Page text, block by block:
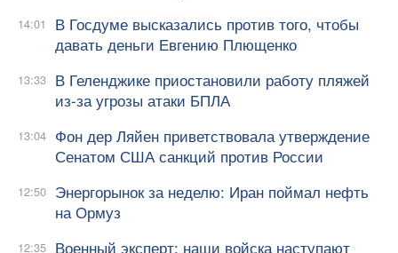
14:01
В Госдуме высказались против того, чтобы
давать деньги Евгению Плющенко
13:33 В Геленджике приостановили работу пляжей
из-за угрозы атаки БПЛА
13:04 Фон дер Ляйен приветствовала утверждение
Сенатом США санкций против России
12:50 Энергорынок за неделю: Иран поймал нефть
на Ормуз
12:35 Военный эксперт: наши войска наступают